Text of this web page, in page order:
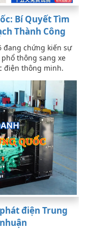
Bí Quyết Tìm
Thành Công
đang chứng kiến sự
thông sang xe
điện thông minh.
điện Trung